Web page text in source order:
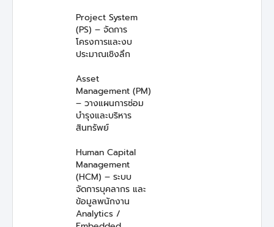
Project System
(PS) – จัดการ
โครงการและงบ
ประมาณเชิงลึก
Asset
Management (PM)
– วางแผนการซ่อม
บำรุงและบริหาร
สินทรัพย์
Human Capital
Management
(HCM) – ระบบ
จัดการบุคลากร และ
ข้อมูลพนักงาน
Analytics /